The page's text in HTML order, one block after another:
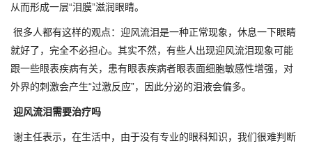
从而形成一层“泪膜”滋润眼睛。
很多人都有这样的观点：迎风流泪是一种正常现象，休息一下眼睛
就好了，完全不必担心。其实不然，有些人出现迎风流泪现象可能
跟一些眼表疾病有关，患有眼表疾病者眼表面细胞敏感性增强，对
外界的刺激会产生“过激反应”，因此分泌的泪液会偏多。
迎风流泪需要治疗吗
谢主任表示，在生活中，由于没有专业的眼科知识，我们很难判断